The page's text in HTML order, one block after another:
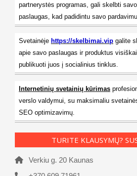
partnerystės programas, gali skelbti
paslaugas, kad padidintu savo
Svetainėje https://skelbimai.vip galite
apie savo paslaugas ir produktus
publikuoti juos į socialinius tinklus.
Internetinių svetainių kūrimas
verslo valdymui, su maksimaliu
SEO optimizavimų.
TURITE KLAUSYMŲ?
Verkiu g. 20 Kaunas